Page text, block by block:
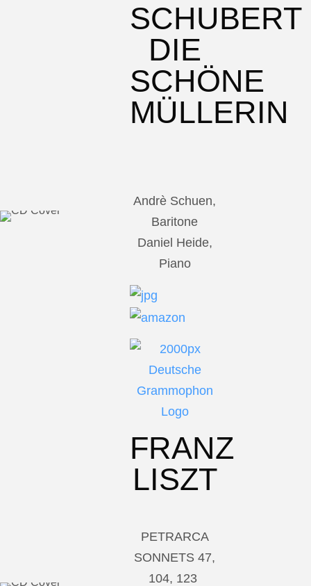
SCHUBERT
DIE
SCHÖNE
MÜLLERIN
Andrè Schuen,
Baritone
Daniel Heide,
Piano
FRANZ
LISZT
PETRARCA
SONNETS 47,
104, 123